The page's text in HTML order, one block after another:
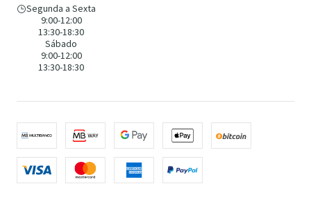
Segunda a Sexta
9:00-12:00
13:30-18:30
Sábado
9:00-12:00
13:30-18:30